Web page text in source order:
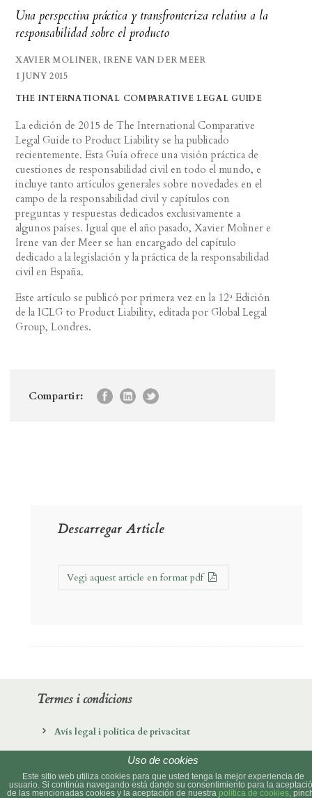
Una perspectiva práctica y transfronteriza relativa a la
responsabilidad sobre el producto
XAVIER MOLINER, IRENE VAN DER MEER
1 JUNY 2015
THE INTERNATIONAL COMPARATIVE LEGAL GUIDE
La edición de 2015 de The International Comparative
Legal Guide to Product Liability se ha publicado
recientemente. Esta Guía ofrece una visión práctica de
cuestiones de responsabilidad civil en todo el mundo, e
incluye tanto artículos generales sobre novedades en el
campo de la responsabilidad civil y capítulos con
preguntas y respuestas dedicados exclusivamente a
algunos países. Igual que el año pasado, Xavier Moliner e
Irene van der Meer se han encargado del capítulo
dedicado a la legislación y la práctica de la responsabilidad
civil en España.
Este artículo se publicó por primera vez en la 12ª Edición
de la ICLG to Product Liability, editada por Global Legal
Group, Londres.
Compartir:
Descarregar Article
Vegi aquest article en format pdf
Termes i condicions
Avís legal i política de privacitat
Política de cookiesUso de cookies
Este sitio web utiliza cookies para que usted tenga la mejor experiencia de
usuario. Si continúa navegando está dando su consentimiento para la
de las mencionadas cookies y la aceptación de nuestra política de cookies,